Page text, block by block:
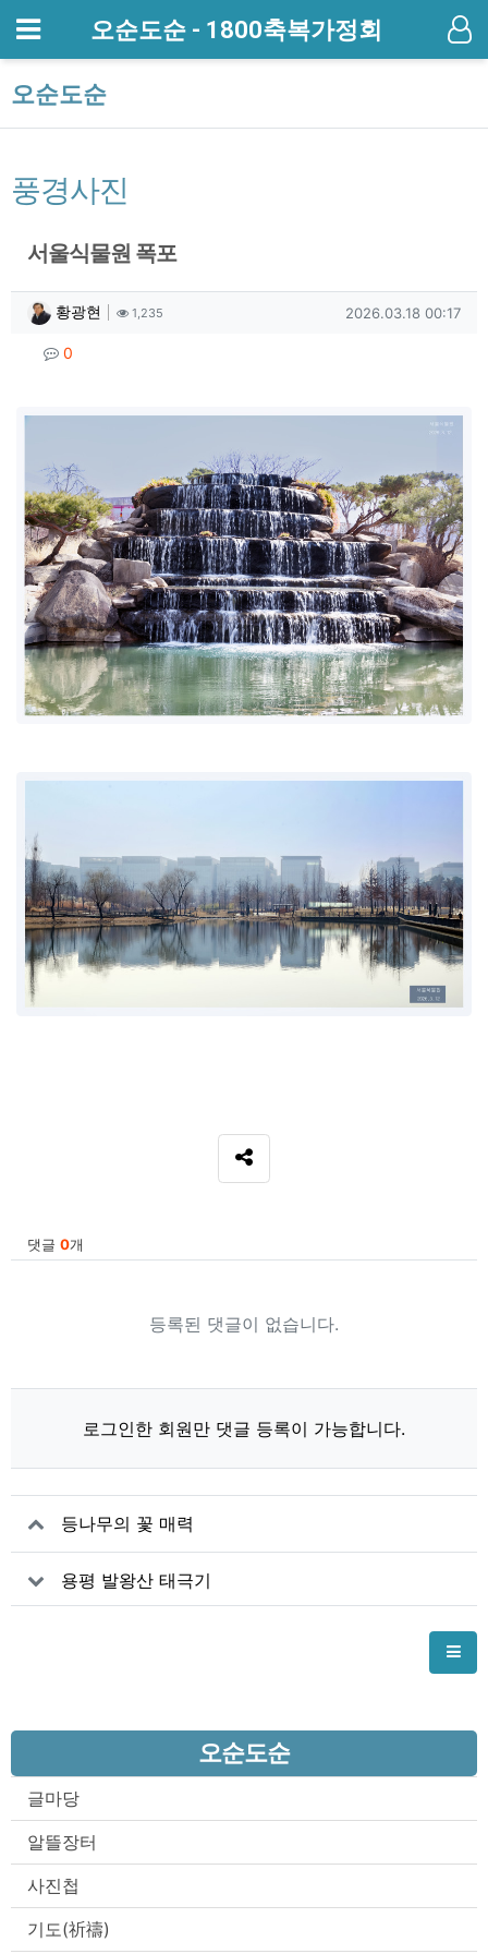
메뉴 오순도순 - 1800축복가정회
오순도순
풍경사진
서울식물원 폭포
작성자 정보
황광현 작성1,235조회 작성일
2026.03.18 00:17
컨텐츠 정보
0
SNS 공유
댓글 0개
등록된 댓글이 없습니다.
로그인한 회원만 댓글 등록이 가능합니다.
등나무의 꽃 매력
용평 발왕산 태극기
오순도순
글마당
알뜰장터
사진첩
기도(祈禱)